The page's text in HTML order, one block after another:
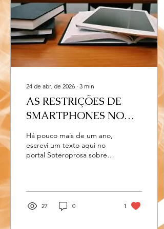
três anos e multa”. A
sentença foi proferida
porque o réu, depois que
a professora de Arte
ministrou conteúdo relativo
à...
24 de abr. de 2026 ∙ 3 min
AS RESTRIÇÕES DE
SMARTPHONES NO
ENSINO SUPERIOR E
SUAS CONTRADIÇÕES.
Há pouco mais de um ano,
escrevi um texto aqui no
portal Soteroprosa sobre
educação básica e o fato
deste aparelho mediar a
nossa vida cotidiana.
27 0 1